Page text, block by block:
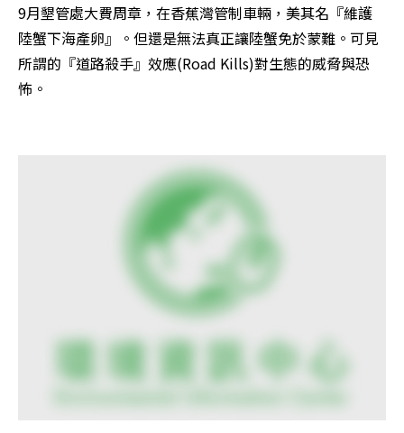
9月墾管處大費周章，在香蕉灣管制車輛，美其名『維護
陸蟹下海產卵』。但還是無法真正讓陸蟹免於蒙難。可見
所謂的『道路殺手』效應(Road Kills)對生態的威脅與恐
怖。